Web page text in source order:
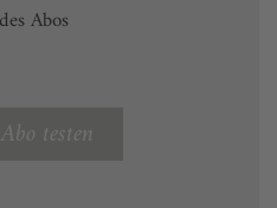
Abos
testen